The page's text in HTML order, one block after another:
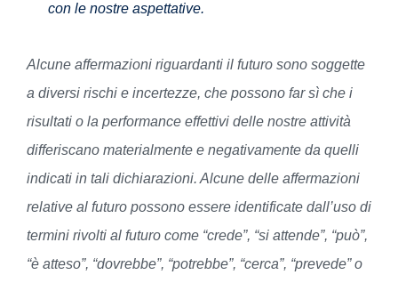
con le nostre aspettative.
Alcune affermazioni riguardanti il futuro sono soggette
a diversi rischi e incertezze, che possono far sì che i
risultati o la performance effettivi delle nostre attività
differiscano materialmente e negativamente da quelli
indicati in tali dichiarazioni. Alcune delle affermazioni
relative al futuro possono essere identificate dall’uso di
termini rivolti al futuro come “crede”, “si attende”, “può”,
“è atteso”, “dovrebbe”, “potrebbe”, “cerca”, “prevede” o